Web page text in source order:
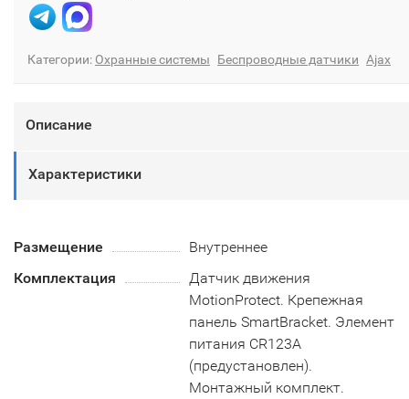
Категории: Охранные системы Беспроводные датчики Ajax
Описание
Характеристики
Размещение
Внутреннее
Комплектация
Датчик движения
MotionProtect. Крепежная
панель SmartBracket. Элемент
питания CR123A
(предустановлен).
Монтажный комплект.